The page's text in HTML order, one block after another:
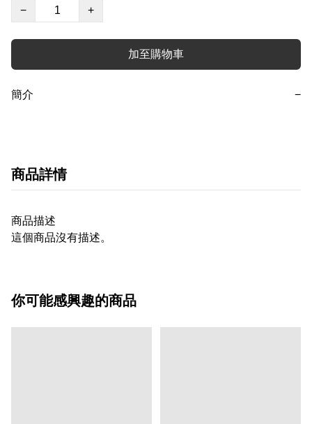
−
+
加至購物車
簡介 −
商品詳情
商品描述
這個商品沒有描述。
你可能感興趣的商品